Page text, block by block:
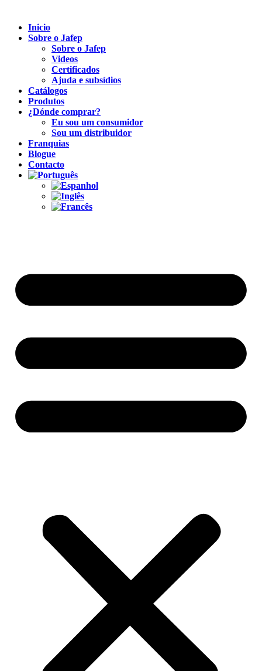
Inicio
Sobre o Jafep
Sobre o Jafep
Videos
Certificados
Ajuda e subsídios
Catálogos
Produtos
¿Dónde comprar?
Eu sou um consumidor
Sou um distribuidor
Franquias
Blogue
Contacto